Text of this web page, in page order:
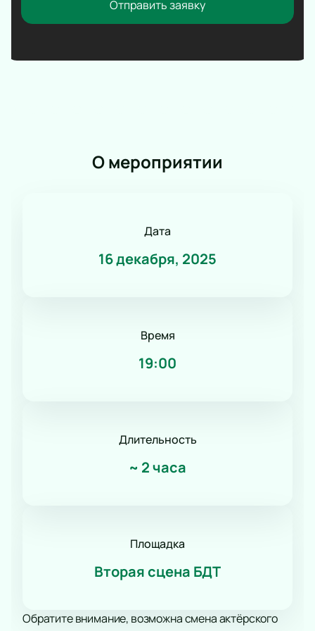
Отправить заявку
О мероприятии
Дата
16 декабря, 2025
Время
19:00
Длительность
~ 2 часа
Площадка
Вторая сцена БДТ
Обратите внимание, возможна смена актёрского